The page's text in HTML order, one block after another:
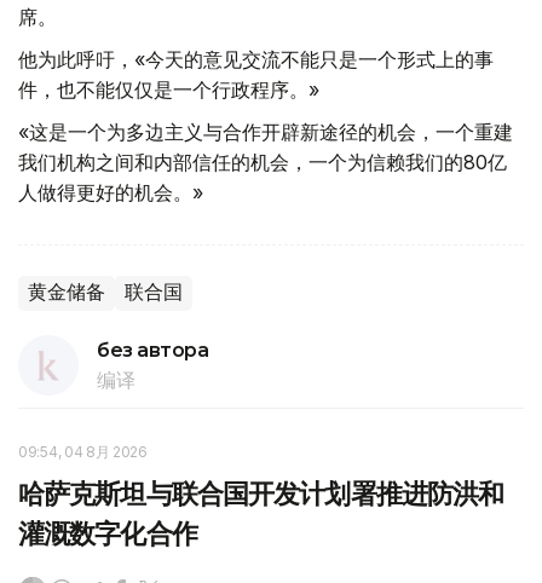
席。
他为此呼吁，«今天的意见交流不能只是一个形式上的事
件，也不能仅仅是一个行政程序。»
«这是一个为多边主义与合作开辟新途径的机会，一个重建
我们机构之间和内部信任的机会，一个为信赖我们的80亿
人做得更好的机会。»
黄金储备 联合国
без автора
编译
09:54, 04 8月 2026
哈萨克斯坦与联合国开发计划署推进防洪和
灌溉数字化合作